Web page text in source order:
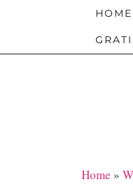
HOME
Home »